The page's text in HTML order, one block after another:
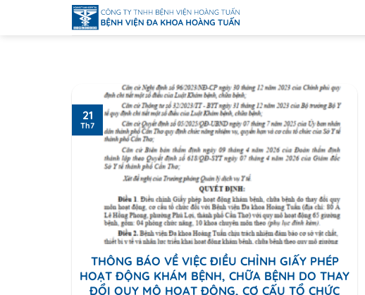
THÔNG BÁO VỀ VIỆC ĐIỀU CHỈNH GIẤY PHÉP
HOẠT ĐỘNG KHÁM BỆNH, CHỮA BỆNH DO THAY
ĐỔI QUY MÔ HOẠT ĐỘNG, CƠ CẤU TỔ CHỨC
21
Th7